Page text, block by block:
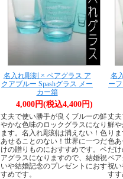
名入れ彫刻 × ペアグラス ア
クアブルー Spashグラス メー
カー箱
4,000円(税込4,400円)
丈夫で使い勝手が良くブルーの鮮
やかな色味のロックグラスになり
ます。名入れ彫刻は消えない！色
あせることのない！世界に一つだ
けの贈りものにおすすめです。ペ
アグラスになりますので、結婚祝
いや結婚記念のプレゼントにおす
すめです。
名
ー
丈
鮮
り
色
だけ
ペ
祝
すす